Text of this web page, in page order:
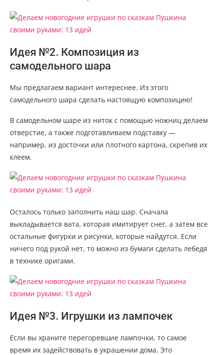
Идея №2. Композиция из
самодельного шара
Мы предлагаем вариант интереснее. Из этого
самодельного шара сделать настоящую композицию!
В самодельном шаре из ниток с помощью ножниц делаем
отверстие, а также подготавливаем подставку —
например, из досточки или плотного картона, скрепив их
клеем.
Осталось только заполнить наш шар. Сначала
выкладывается вата, которая имитирует снег, а затем все
остальные фигурки и рисунки, которые найдутся. Если
ничего под рукой нет, то можно из бумаги сделать лебедя
в технике оригами.
Идея №3. Игрушки из лампочек
Если вы храните перегоревшие лампочки, то самое
время их задействовать в украшении дома. Это